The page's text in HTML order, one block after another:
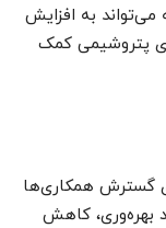
به افزایش
پتروشیمی کمک
گسترش همکاری‌ها
بهره‌وری، کاهش